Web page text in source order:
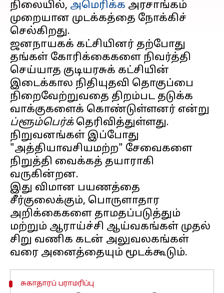
நிலையில், அமெரிக்க அரசாங்கம்
முறையான முடக்கத்தை நோக்கிச்
செல்கிறது.
ஜனநாயகக் கட்சியினர் தற்போது
தங்கள் கோரிக்கைகளை நிவர்த்தி
செய்யாத குடியரசுக் கட்சியின்
இடைக்கால நிதியுதவி தொகுப்பை
நிறைவேற்றுவதை திறம்பட தடுக்க
வாக்குகளைக் கொண்டுள்ளனர் என்று
ப்ளூம்பெர்க்தெரிவித்துள்ளது.
நிறுவனங்கள் இப்போது
"அத்தியாவசியமற்ற" சேவைகளை
நிறுத்தி வைக்கத் தயாராகி
வருகின்றன.
இது விமான பயணத்தை
சீர்குலைக்கும், பொருளாதார
அறிக்கைகளை தாமதப்படுத்தும்
மற்றும் ஆராய்ச்சி ஆய்வகங்கள் முதல்
சிறு வணிக கடன் அலுவலகங்கள்
சுகாதாரப் பராமரிப்பு